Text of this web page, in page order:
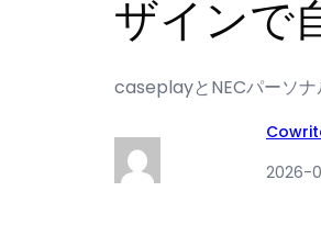
ザインで
caseplayとNECパーソナ
2026-